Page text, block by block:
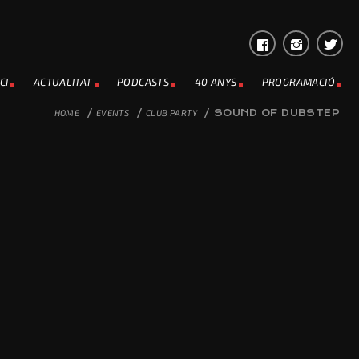
ACTUALITAT PODCASTS 40 ANYS PROGRAMACIÓ
HOME / EVENTS / CLUB PARTY / SOUND OF DUBSTEP